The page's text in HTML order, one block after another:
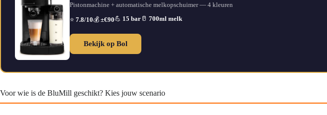
Pistonmachine + automatische melkopschuimer — 4 kleuren
⭐ 7.8/10💰 ±€90💪 15 bar 🥛 700ml melk
Bekijk op Bol
Voor wie is de BluMill geschikt? Kies jouw scenario